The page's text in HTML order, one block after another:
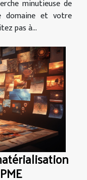
minutieuse de
domaine et votre
pas à...